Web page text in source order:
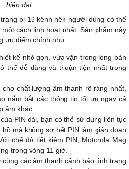
hiện đại
bị 16 kênh nên người dùng có thể
cách linh hoạt nhất. Sản phẩm này
ưu điểm chính như:
kế nhỏ gọn, vừa vặn trong lòng bàn
thể dễ dàng và thuận tiện nhất trong
cho chất lượng âm thanh rõ ràng nhất,
nắm bắt các thông tin tối ưu ngay cả
âm khác.
PIN dài, bạn có thể sử dụng liên tục
mà không sợ hết PIN làm gián đoạn
chế độ tiết kiệm PIN, Motorola Mag
trong vòng 11 giờ.
cùng các âm thanh cảnh báo tình trạng